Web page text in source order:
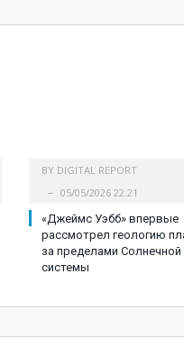
BY DIGITAL REPORT
05/05/2026 22:21
«Джеймс Уэбб» впервые
рассмотрел геологию
за пределами Солнечной
системы